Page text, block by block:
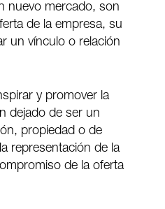
nuevo mercado, son
de la empresa, su
un vínculo o relación
y promover la
dejado de ser un
propiedad o de
representación de la
de la oferta